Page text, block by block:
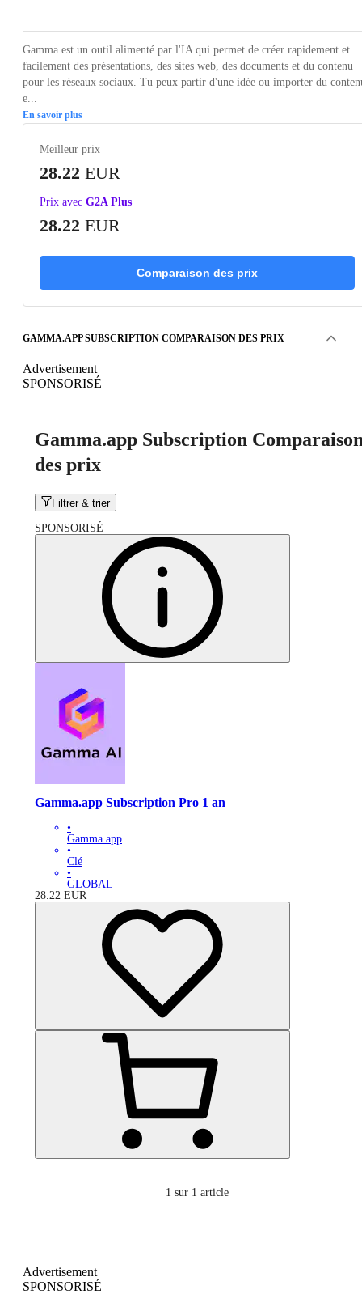
Gamma est un outil alimenté par l'IA qui permet de créer rapidement et
facilement des présentations, des sites web, des documents et du contenu
pour les réseaux sociaux. Tu peux partir d'une idée ou importer du
e...
En savoir plus
Meilleur prix
28.22 EUR
Prix avec G2A Plus
28.22 EUR
Comparaison des prix
GAMMA.APP SUBSCRIPTION COMPARAISON DES PRIX
Advertisement
SPONSORISÉ
Gamma.app Subscription
des prix
Filtrer & trier
SPONSORISÉ
Gamma.app Subscription Pro 1 an
•
Gamma.app
•
Clé
•
GLOBAL
28.22 EUR
1 sur 1 article
Advertisement
SPONSORISÉ